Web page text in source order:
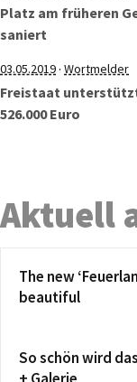
Platz am früheren
saniert
03.05.2019· Wortmelder
Freistaat
526.000 Euro
Aktuell
The new
beautiful
So schön wird